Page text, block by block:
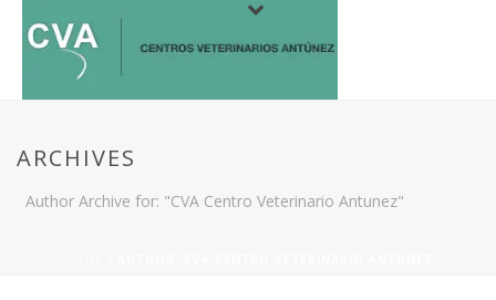
ARCHIVES
Author Archive for: "CVA Centro Veterinario Antunez"